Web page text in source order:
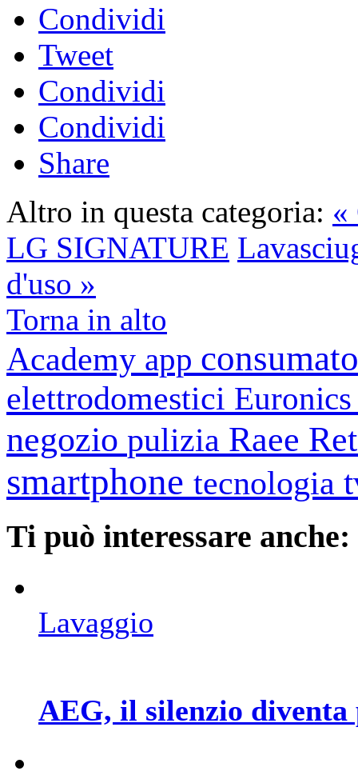
Condividi
Tweet
Condividi
Condividi
Share
Altro in questa categoria: «
LG SIGNATURE
d'uso »
Torna in alto
Academy app
elettrodomestici
negozio pulizia Raee
smartphone tecnologia
Ti può interessare anche:
Lavaggio
AEG, il silenzio diventa